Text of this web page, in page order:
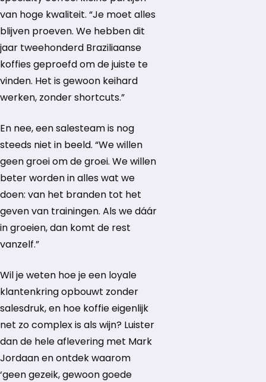
van hoge kwaliteit. “Je moet alles
blijven proeven. We hebben dit
jaar tweehonderd Braziliaanse
koffies geproefd om de juiste te
vinden. Het is gewoon keihard
werken, zonder shortcuts.”
En nee, een salesteam is nog
steeds niet in beeld. “We willen
geen groei om de groei. We willen
beter worden in alles wat we
doen: van het branden tot het
geven van trainingen. Als we dáár
in groeien, dan komt de rest
vanzelf.”
Wil je weten hoe je een loyale
klantenkring opbouwt zonder
salesdruk, en hoe koffie eigenlijk
net zo complex is als wijn? Luister
dan de hele aflevering met Mark
Jordaan en ontdek waarom
‘geen gezeik, gewoon goede